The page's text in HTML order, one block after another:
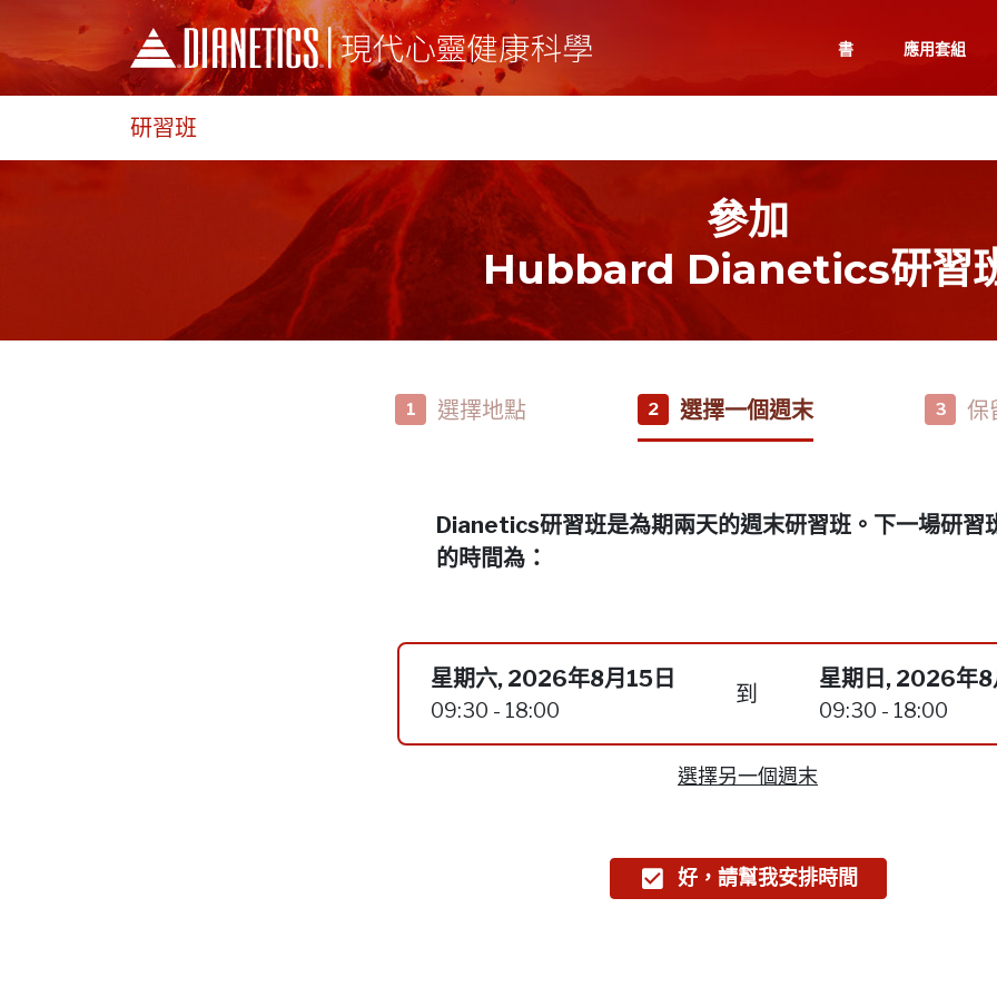
書 應用套組
研習班
參加
Hubbard Dianetics研習
1 選擇地點 2 選擇一個週末 3 保
Dianetics研習班是為期兩天的週末研習班。下一場研習
的時間為：
星期六, 2026年8月15日
09:30 - 18:00
到
星期日, 2026年8
09:30 - 18:00
選擇另一個週末
好，請幫我安排時間